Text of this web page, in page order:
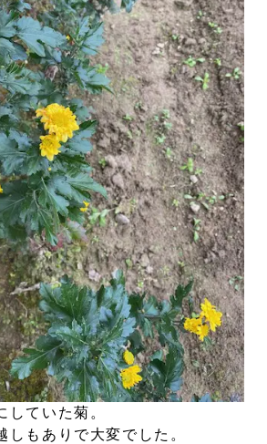
していた菊。
しもありで大変でした。